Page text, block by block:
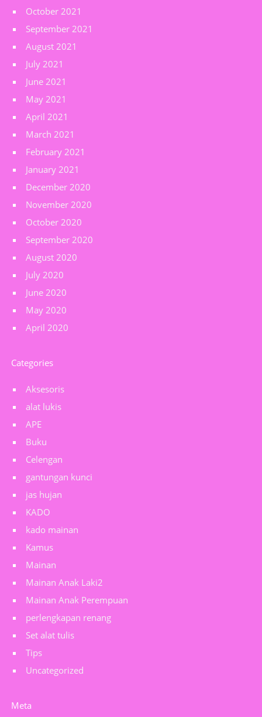
October 2021
September 2021
August 2021
July 2021
June 2021
May 2021
April 2021
March 2021
February 2021
January 2021
December 2020
November 2020
October 2020
September 2020
August 2020
July 2020
June 2020
May 2020
April 2020
Categories
Aksesoris
alat lukis
APE
Buku
Celengan
gantungan kunci
jas hujan
KADO
kado mainan
Kamus
Mainan
Mainan Anak Laki2
Mainan Anak Perempuan
perlengkapan renang
Set alat tulis
Tips
Uncategorized
Meta